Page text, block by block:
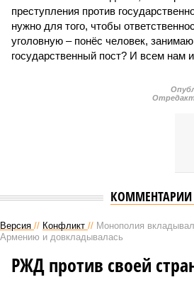
преступления против
нужно для того, чтобы
уголовную – понёс человек,
государственный пост? И всем нам
КОММЕНТАРИИ
Версия // Конфликт // Монополия
Армению и довкладывалась
РЖД против своей